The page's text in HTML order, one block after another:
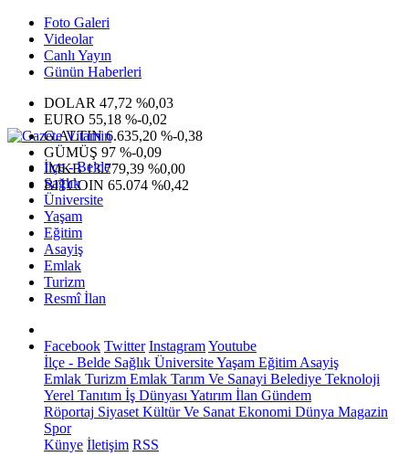
Foto Galeri
Videolar
Canlı Yayın
Günün Haberleri
DOLAR 47,72 %0,03
EURO 55,18 %-0,02
G.ALTIN6.635,20 %-0,38
GÜMÜŞ 97 %-0,09
IMKB13.779,39 %0,00
BITCOIN 65.074 %0,42
İlçe - Belde
Sağlık
Üniversite
Yaşam
Eğitim
Asayiş
Emlak
Turizm
Resmî İlan
Facebook Twitter InstagramYoutube
İlçe - Belde Sağlık ÜniversiteYaşam Eğitim Asayiş
Emlak Turizm Emlak Tarım Ve Sanayi Belediye Teknoloji
Yerel Tanıtım İş Dünyası Yatırım İlan Gündem
Röportaj Siyaset Kültür Ve Sanat Ekonomi Dünya Magazin
Spor
Künye İletişim RSS